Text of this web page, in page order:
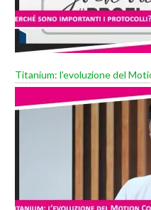
Titanium: l’evoluzione del